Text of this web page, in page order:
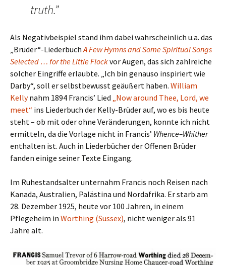
truth.”
Als Negativbeispiel stand ihm dabei wahrscheinlich u.a. das
„Brüder“-LiederbuchA Few Hymns and Some Spiritual Songs
Selected … for the Little Flockvor Augen, das sich zahlreiche
solcher Eingriffe erlaubte. „Ich bin genauso inspiriert wie
Darby“, soll er selbstbewusst geäußert haben. William
Kellynahm 1894 Francis’ Lied „Now around Thee, Lord, we
meet“ ins Liederbuch der Kelly-Brüder auf, wo es bis heute
steht – ob mit oder ohne Veränderungen, konnte ich nicht
ermitteln, da die Vorlage nicht in Francis’ Whence–Whither
enthalten ist. Auch in Liederbücher der Offenen Brüder
fanden einige seiner Texte Eingang.
Im Ruhestandsalter unternahm Francis noch Reisen nach
Kanada, Australien, Palästina und Nordafrika. Er starb am
28. Dezember 1925, heute vor 100 Jahren, in einem
Pflegeheim in Worthing (Sussex), nicht weniger als 91
Jahre alt.